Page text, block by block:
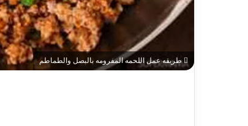
طريقه عمل اللحمه المفرومه بالبصل والطماطم